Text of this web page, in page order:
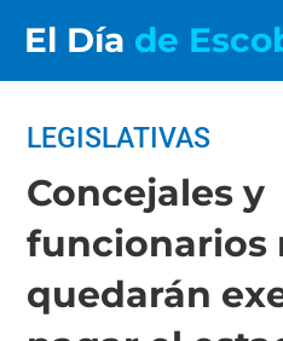
El Día de
LEGISLATIVAS
Concejales y
funcionarios
quedarán